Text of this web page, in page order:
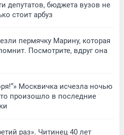
депутатов, бюджета вузов не
стоит арбуз
пермячку Марину, которая
Посмотрите, вдруг она
Москвичка исчезла ночью
произошло в последние
раз». Читинец 40 лет